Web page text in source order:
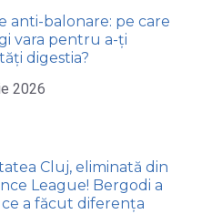
anti-balonare: pe care
vara pentru a-ți
digestia?
2026
Cluj, eliminată din
League! Bergodi a
a făcut diferența